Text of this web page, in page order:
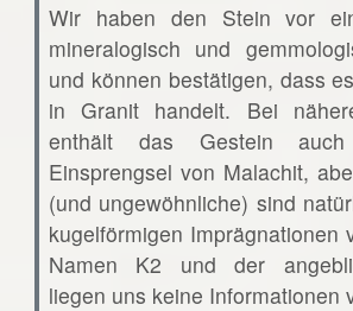
Wir haben den Stein vor
mineralogisch und
und können bestätigen, dass
in Granit handelt. Bei
enthält das Gestein
Einsprengsel von Malachit,
(und ungewöhnliche) sind
kugelförmigen Imprägnationen
Namen K2 und der
liegen uns keine Informationen